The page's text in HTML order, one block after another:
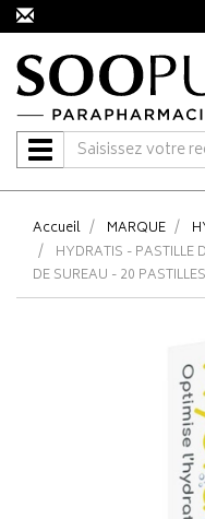
Navigation
Accueil MARQUE
HYDRATIS - PASTILLE
DE SUREAU - 20 PASTILLES